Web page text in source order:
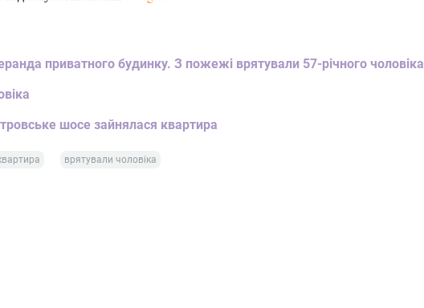
приватного будинку. З пожежі врятували 57-річного чоловіка
шосе зайнялася квартира
врятували чоловіка